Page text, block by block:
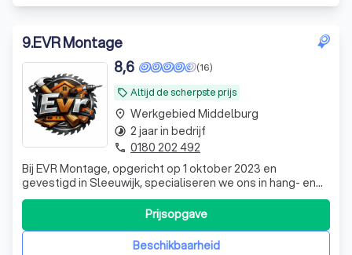
9.EVR Montage
local_offer Altijd de scherpste prijs
(16)
8,6
Bij EVR Montage, opgericht op 1 oktober 2023 en
gevestigd in Sleeuwijk, specialiseren we ons in hang- en
sluitwerk, houten kozijnen en raamkozijnen. Met onze
focus op kwaliteit en precisie, bieden we vakmanschap
voor uw woning. Vraag vandaag nog een vrijblijvende
offerte aan.
Beschikbaarheid
Prijsopgave
place Werkgebied Middelburg
timelapse 2 jaar in bedrijf
phone 0180 202 492